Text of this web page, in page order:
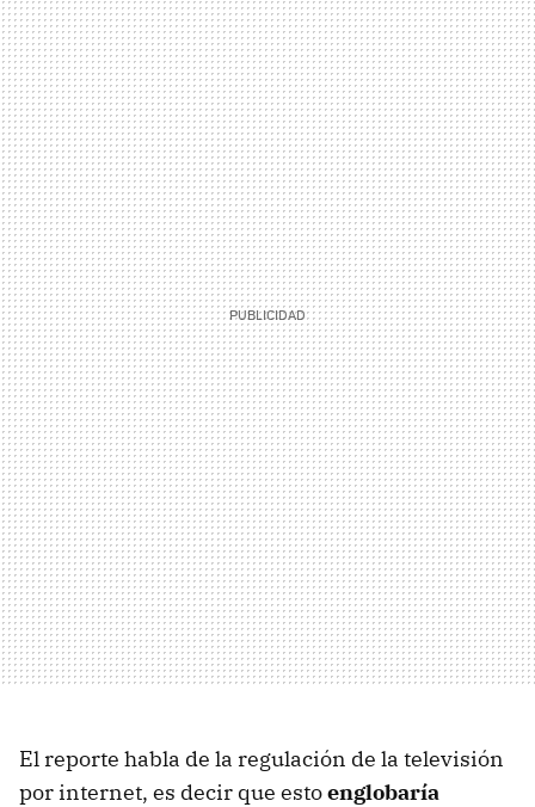
El reporte habla de la regulación de la televisión
por internet, es decir que estoenglobaría